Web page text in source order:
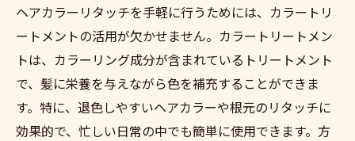
ヘアカラーリタッチを手軽に行うためには、カラートリ
ートメントの活用が欠かせません。カラートリートメン
トは、カラーリング成分が含まれているトリートメント
で、髪に栄養を与えながら色を補充することができま
す。特に、退色しやすいヘアカラーや根元のリタッチに
効果的で、忙しい日常の中でも簡単に使用できます。方